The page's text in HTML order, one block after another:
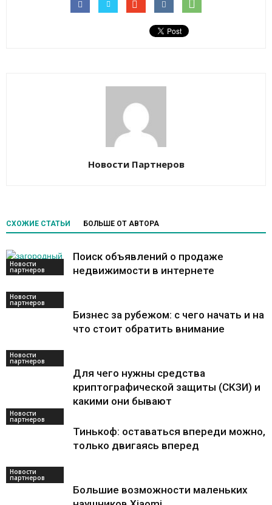
Новости Партнеров
СХОЖИЕ СТАТЬИ БОЛЬШЕ ОТ АВТОРА
Новости
партнеров
Поиск объявлений о продаже
недвижимости в интернете
Новости
партнеров
Бизнес за рубежом: с чего начать и на
что стоит обратить внимание
Новости
партнеров
Для чего нужны средства
криптографической защиты (СКЗИ) и
какими они бывают
Новости
партнеров
Тинькоф: оставаться впереди можно,
только двигаясь вперед
Новости
партнеров
Большие возможности маленьких